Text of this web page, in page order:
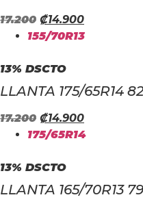
17.200 EL
PRECIO
ERA:
₡17.200.
₡14.900EL
PRECIO
₡14.900.
155/70R13
13% DSCTO
LLANTA 175/65R14
17.200 EL
PRECIO
ERA:
₡17.200.
₡14.900EL
PRECIO
₡14.900.
175/65R14
13% DSCTO
LLANTA 165/70R13